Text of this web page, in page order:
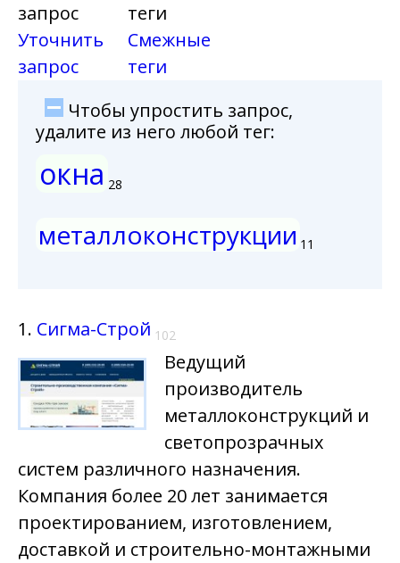
запрос
Уточнить
запрос
теги
Смежные
теги
Чтобы упростить запрос,
удалите из него любой тег:
окна 28
металлоконструкции 11
1. Сигма-Строй 102
Ведущий
производитель
металлоконструкций и
светопрозрачных
систем различного назначения.
Компания более 20 лет занимается
проектированием, изготовлением,
доставкой и строительно-монтажными